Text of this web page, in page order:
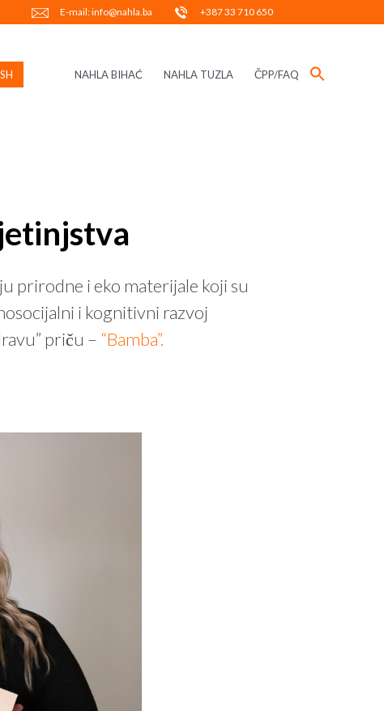
E-mail: info@nahla.ba +387 33 710 650
NAHLA BIHAĆ NAHLA TUZLA ČPP/FAQ
prirodne i eko materijale koji su
i kognitivni razvoj
priču – “Bamba”.